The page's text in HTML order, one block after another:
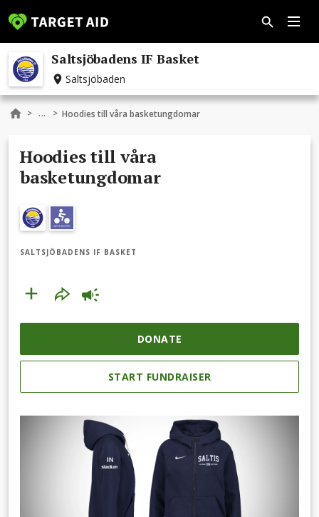
Saltsjöbadens IF Basket
Saltsjöbaden
> ... > Hoodies till våra basketungdomar
Hoodies till våra
basketungdomar
SALTSJÖBADENS IF BASKET
DONATE
START FUNDRAISER